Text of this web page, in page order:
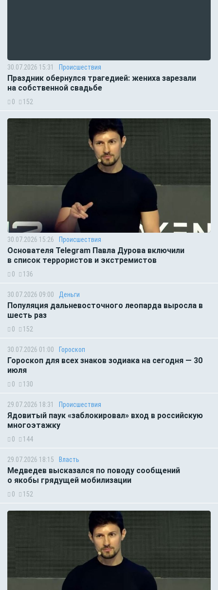
30.07.2026 15:31 Происшествия
Праздник обернулся трагедией: жениха зарезали
на собственной свадьбе
0 152
30.07.2026 15:26 Происшествия
Основателя Telegram Павла Дурова включили
в список террористов и экстремистов
0 136
30.07.2026 09:00 Деньги
Популяция дальневосточного леопарда выросла в
шесть раз
0 152
30.07.2026 01:00 Гороскоп
Гороскоп для всех знаков зодиака на сегодня — 30
июля
0 130
29.07.2026 18:31 Происшествия
Ядовитый паук «заблокировал» вход в российскую
многоэтажку
0 144
29.07.2026 18:15 Власть
Медведев высказался по поводу сообщений
о якобы грядущей мобилизации
0 152